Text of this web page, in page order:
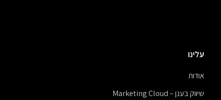
עלינו
אודות
שיווק בענן – Marketing Cloud